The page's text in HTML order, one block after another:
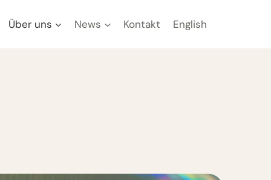
Über uns News Kontakt English